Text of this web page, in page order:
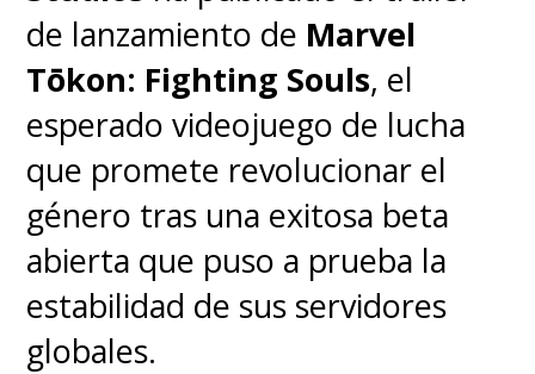
la alineación de losDefensores
originales.
Matt Murdock 🤝 Jessica
Jones
Charlie Cox and and
de lanzamiento de Marvel
Tōkon: Fighting Souls, el
esperado videojuego de lucha
que promete revolucionar el
género tras una exitosa beta
abierta que puso a prueba la
estabilidad de sus servidores
globales.